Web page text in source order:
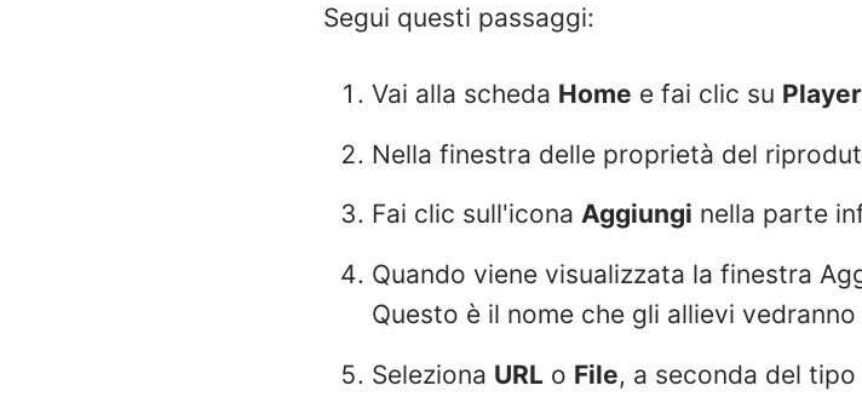
Segui questi passaggi:
Vai alla scheda Home e fai clic su Player
Nella finestra delle proprietà del
Fai clic sull'icona Aggiungi nella parte
Quando viene visualizzata la finestra
Questo è il nome che gli allievi
Seleziona URL o File, a seconda del